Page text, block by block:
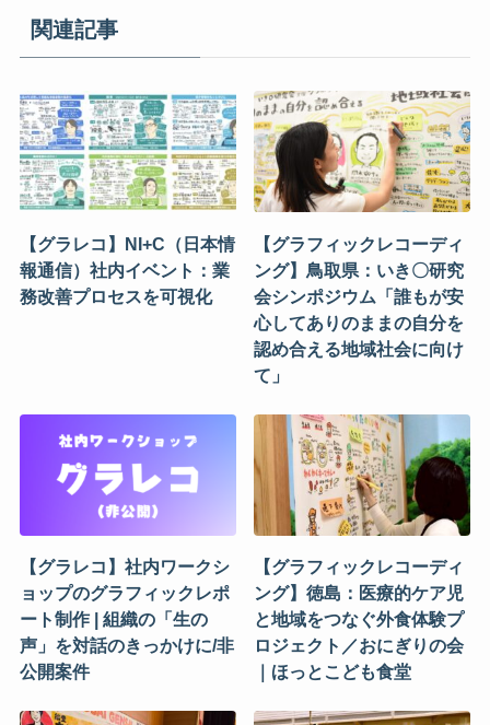
関連記事
【グラレコ】NI+C（日本情
報通信）社内イベント：業
務改善プロセスを可視化
【グラフィックレコーディ
ング】鳥取県：いき〇研究
会シンポジウム「誰もが安
心してありのままの自分を
認め合える地域社会に向け
て」
【グラレコ】社内ワークシ
ョップのグラフィックレポ
ート制作 | 組織の「生の
声」を対話のきっかけに/非
公開案件
【グラフィックレコーディ
ング】徳島：医療的ケア児
と地域をつなぐ外食体験プ
ロジェクト／おにぎりの会
｜ほっとこども食堂